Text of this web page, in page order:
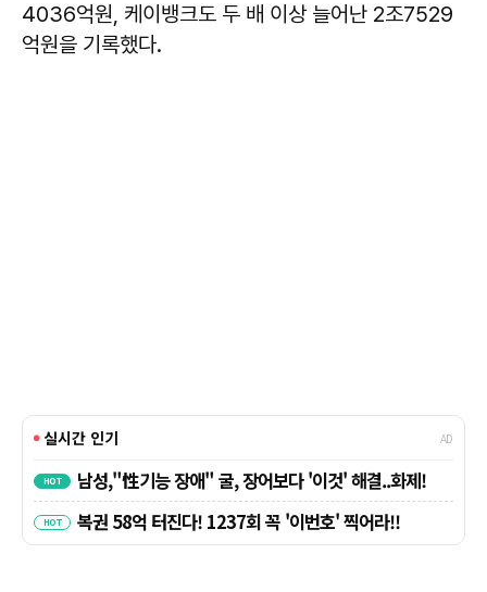
4036억원, 케이뱅크도 두 배 이상 늘어난 2조7529
억원을 기록했다.